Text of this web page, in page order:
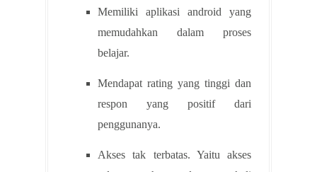
Memiliki aplikasi android yang
memudahkan dalam proses
belajar.
Mendapat rating yang tinggi dan
respon yang positif dari
penggunanya.
Akses tak terbatas. Yaitu akses